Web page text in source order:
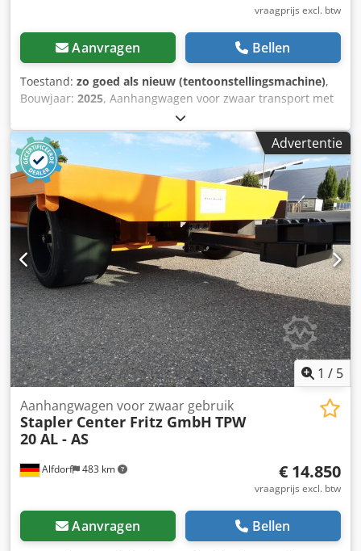
vraagprijs excl. btw
Aanvragen Bellen
Toestand: zo goed als nieuw (tentoonstellingsmachine),
Bouwjaar: 2025, Aanhangwagen voor zwaar transport met
een laadvermogen van 8 ton op de laadvloer Afmetingen
6000 x 2400 x 900 mm met draaischamelbesturing op de
vooras en starre naloopas. Luchtbanden 7.00-15
Oplooprem en parkeerrem op de stuuras Transportvloer
Hout 30 mm of tegen een meerprijs van € 220,00 in 18 mm
zeefdruk. Codpfxskzhqxj Alworf Een 1000 mm hoge
voorwand met 40 mm gaas in de rijrichting. Sjorpunten
aan de lange zijden voor ladingzekering Optioneel met
verlichtingssysteem tegen een meerprijs van € 980,00 met
spiraalkabel als verbindingskabel, gelakt in RAL 2000
andere kleuren indien nieuw kunnen op aanvraag
geproduceerd worden
Advertentie
1 / 5
Alfdorf 483 km
Aanhangwagen voor zwaar gebruik
Stapler Center Fritz GmbH TPW
20 AL - AS
€ 14.850
vraagprijs excl. btw
Aanvragen Bellen